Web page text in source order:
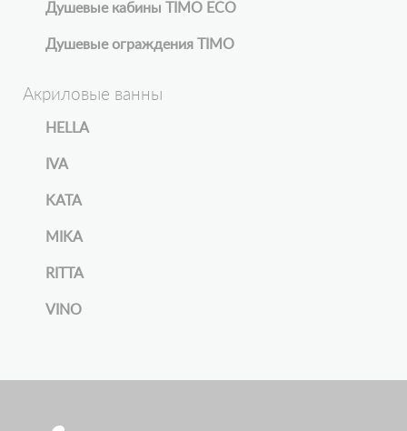
Душевые кабины TIMO ECO
Душевые ограждения TIMO
Акриловые ванны
HELLA
IVA
KATA
MIKA
RITTA
VINO